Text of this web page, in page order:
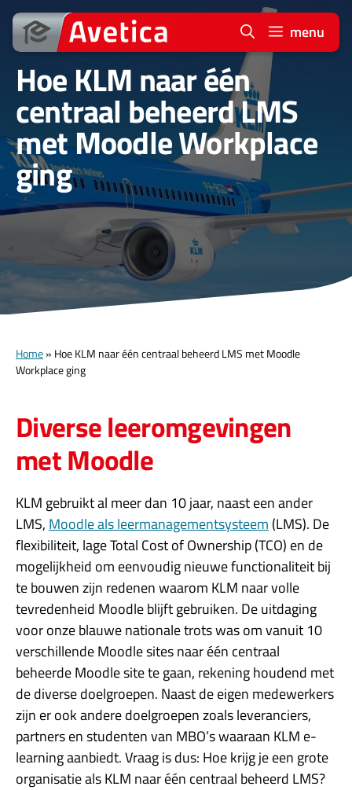
Ga
naar
de
inhoud
menu
Hoe KLM naar één
centraal beheerd LMS
met Moodle Workplace
ging
Home» Hoe KLM naar één centraal beheerd LMS met Moodle
Workplace ging
Diverse leeromgevingen
met Moodle
KLM gebruikt al meer dan 10 jaar, naast een ander
LMS, Moodle als leermanagementsysteem (LMS). De
flexibiliteit, lage Total Cost of Ownership (TCO) en de
mogelijkheid om eenvoudig nieuwe functionaliteit bij
te bouwen zijn redenen waarom KLM naar volle
tevredenheid Moodle blijft gebruiken. De uitdaging
voor onze blauwe nationale trots was om vanuit 10
verschillende Moodle sites naar één centraal
beheerde Moodle site te gaan, rekening houdend met
de diverse doelgroepen. Naast de eigen medewerkers
zijn er ook andere doelgroepen zoals leveranciers,
partners en studenten van MBO’s waaraan KLM e-
learning aanbiedt. Vraag is dus: Hoe krijg je een grote
organisatie als KLM naar één centraal beheerd LMS?